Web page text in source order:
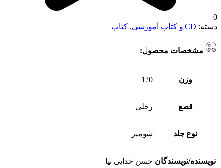
0
دسته: CD و کتاب آموزشی , کتاب
مشخصات محصول:
وزن 170
قطع رحلی
نوع جلد شومیز
نویسنده/نویسندگان حسن خدایی نیا